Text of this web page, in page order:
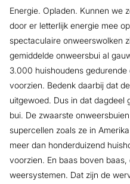
Energie. Opladen. Kunnen we
door er letterlijk energie mee
spectaculaire onweerswolken
gemiddelde onweersbui al
3.000 huishoudens
voorzien. Bedenk daarbij dat
uitgewoed. Dus in dat dagdeel
bui. De zwaarste
supercellen zoals ze in
meer dan honderduizend
voorzien. En baas boven
weersystemen. Dat zijn de